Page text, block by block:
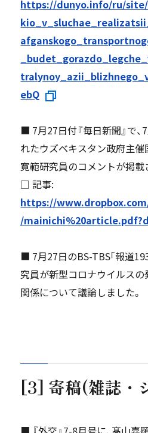
https://dunyo.info/ru/
ebQ
■ 7月27日付『毎日新聞』で
れたウズベキスタン政府主
寛範研究員のコメントが掲載
□ 記事:
https://
/
■ 7月27日のBS-TBS｢報道
究員が新型コロナウイルス
関係について議論しました。
[3] 寄稿(雑誌・